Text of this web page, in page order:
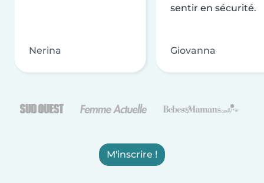
Nerina
sentir en sécurité.
Giovanna
M'inscrire !